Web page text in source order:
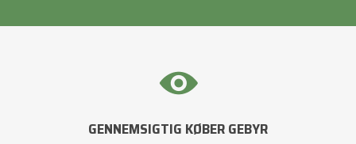
GENNEMSIGTIG KØBER GEBYR